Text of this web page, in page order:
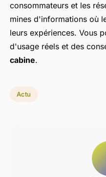
consommateurs et les
mines d'informations où
leurs expériences. Vous
d'usage réels et des
cabine.
Actu